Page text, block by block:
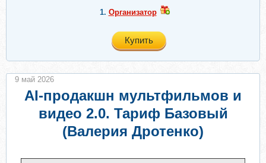
1. Организатор
Купить
AI-продакшн мультфильмов и
видео 2.0. Тариф Базовый
(Валерия Дротенко)
9 май 2026